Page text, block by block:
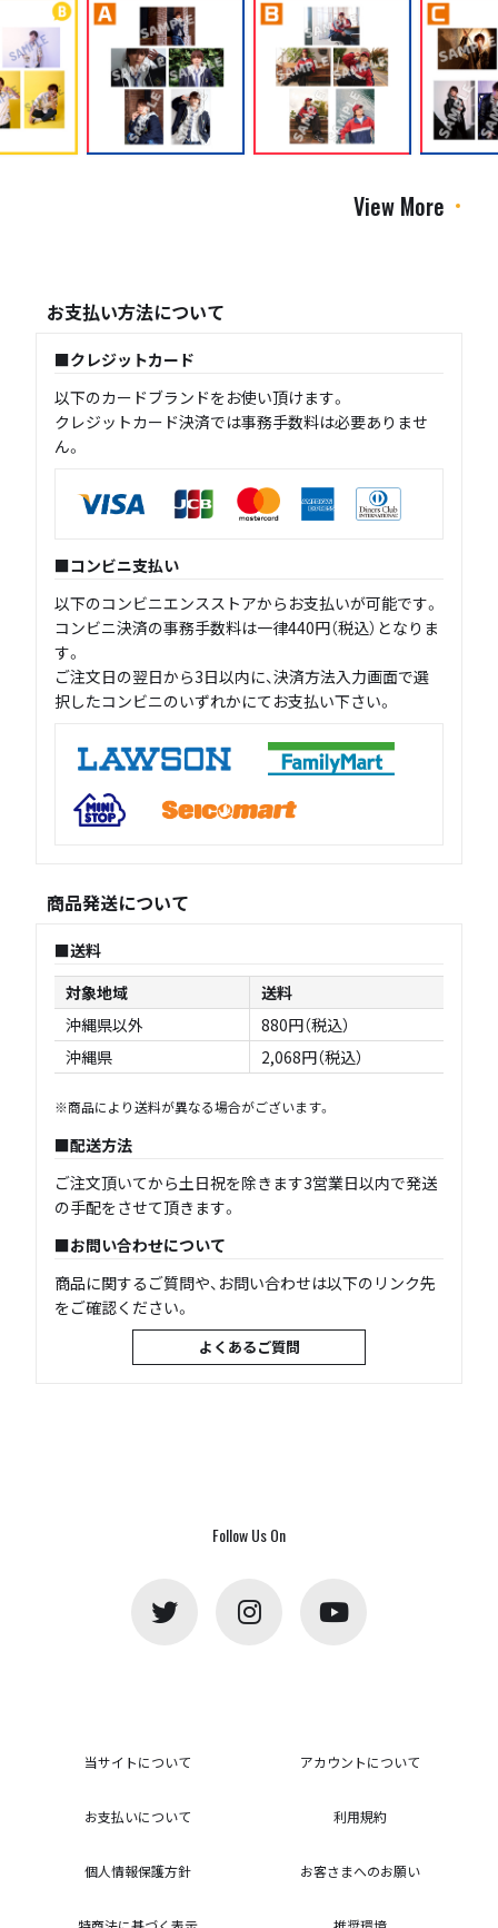
View More
お支払い方法について
クレジットカード
以下のカードブランドをお使い頂けます。
クレジットカード決済では事務手数料は必要ありませ
ん。
コンビニ支払い
以下のコンビニエンスストアからお支払いが可能です。
コンビニ決済の事務手数料は一律440円（税込）となりま
す。
ご注文日の翌日から3日以内に、決済方法入力画面で選
択したコンビニのいずれかにてお支払い下さい。
商品発送について
送料
対象地域
送料
沖縄県以外
880円（税込）
沖縄県
2,068円（税込）
※商品により送料が異なる場合がございます。
配送方法
ご注文頂いてから土日祝を除きます3営業日以内で発送
の手配をさせて頂きます。
お問い合わせについて
商品に関するご質問や、お問い合わせは以下のリンク先
をご確認ください。
よくあるご質問
Follow Us On
当サイトについて アカウントについて
お支払いについて 利用規約
個人情報保護方針 お客さまへのお願い